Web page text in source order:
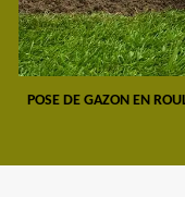
POSE DE GAZON EN